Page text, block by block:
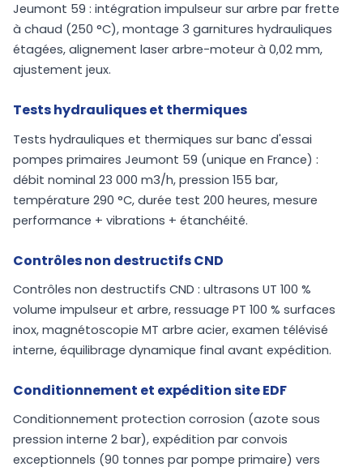
Jeumont 59 : intégration impulseur sur arbre par frette
à chaud (250 °C), montage 3 garnitures hydrauliques
étagées, alignement laser arbre-moteur à 0,02 mm,
ajustement jeux.
Tests hydrauliques et thermiques
Tests hydrauliques et thermiques sur banc d'essai
pompes primaires Jeumont 59 (unique en France) :
débit nominal 23 000 m3/h, pression 155 bar,
température 290 °C, durée test 200 heures, mesure
performance + vibrations + étanchéité.
Contrôles non destructifs CND
Contrôles non destructifs CND : ultrasons UT 100 %
volume impulseur et arbre, ressuage PT 100 % surfaces
inox, magnétoscopie MT arbre acier, examen télévisé
interne, équilibrage dynamique final avant expédition.
Conditionnement et expédition site EDF
Conditionnement protection corrosion (azote sous
pression interne 2 bar), expédition par convois
exceptionnels (90 tonnes par pompe primaire) vers